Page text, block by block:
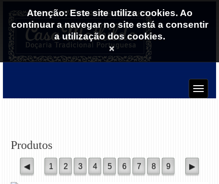
Produtos
Atenção: Este site utiliza cookies. Ao
continuar a navegar no site está a consentir
a utilização dos cookies.
×